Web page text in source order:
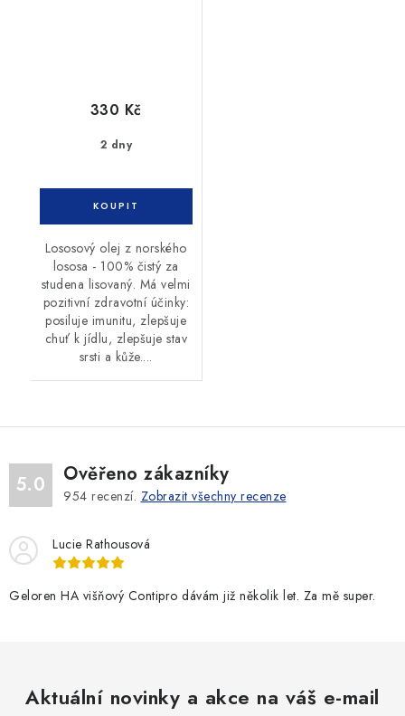
2 dny
330 Kč
Lososový olej z norského
lososa - 100% čistý za
studena lisovaný. Má velmi
pozitivní zdravotní účinky:
posiluje imunitu, zlepšuje
chuť k jídlu, zlepšuje stav
srsti a kůže....
5.0 Ověřeno zákazníky
954 recenzí. Zobrazit všechny recenze
Lucie Rathousová
Geloren HA višňový Contipro dávám již několik let. Za mě super.
Aktuální novinky a akce na váš e-mail